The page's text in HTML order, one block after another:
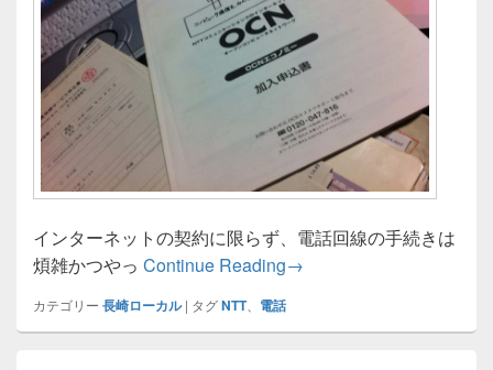
インターネットの契約に限らず、電話回線の手続きは
煩雑かつやっ Continue Readingプロが勧める「電話回線
→
カテゴリー 長崎ローカル | タグNTT、 電話